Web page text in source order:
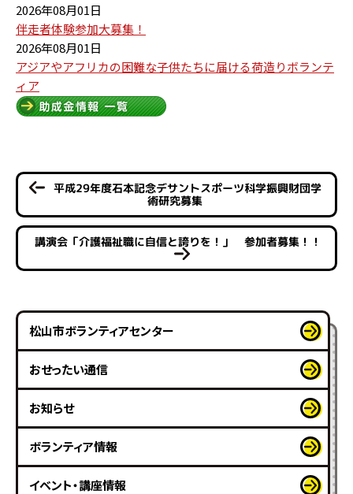
2026年08月01日
伴走者体験参加大募集！
2026年08月01日
アジアやアフリカの困難な子供たちに届ける荷造りボランテ
ィア
平成29年度石本記念デサントスポーツ科学振興財団学
術研究募集
講演会「介護福祉職に自信と誇りを！」 参加者募集！！
松山市ボランティアセンター
おせったい通信
お知らせ
ボランティア情報
イベント・講座情報